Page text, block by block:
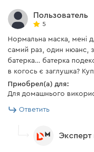
Пользователь
5
Нормальна маска, мені
самий раз, один нюанс,
батерка… батерка
в когось є заглушка?
Приобрел(а) для:
Для домашнього
Ответить
Эксперт